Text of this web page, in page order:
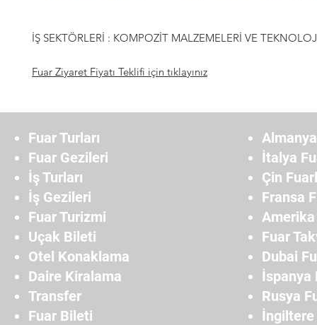
İŞ SEKTÖRLERİ : KOMPOZİT MALZEMELERİ VE
Fuar Ziyaret Fiyatı Teklifi için tıklayınız
Fuar Turları
Fuar Gezileri
İş Turları
İş Gezileri
Fuar Turizmi
Uçak Bileti
Otel Konaklama
Daire Kiralama
Transfer
Fuar Bileti
İtalya
Çin
Fransa
Amerika
Fuar
Dubai
İspanya
Rusya
İngiltere